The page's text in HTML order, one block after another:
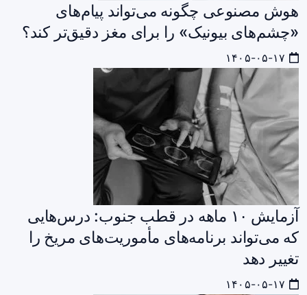
هوش مصنوعی چگونه می‌تواند پیام‌های
«چشم‌های بیونیک» را برای مغز دقیق‌تر کند؟
آزمایش ۱۰ ماهه در قطب جنوب: درس‌هایی
که می‌تواند برنامه‌های مأموریت‌های مریخ را
تغییر دهد